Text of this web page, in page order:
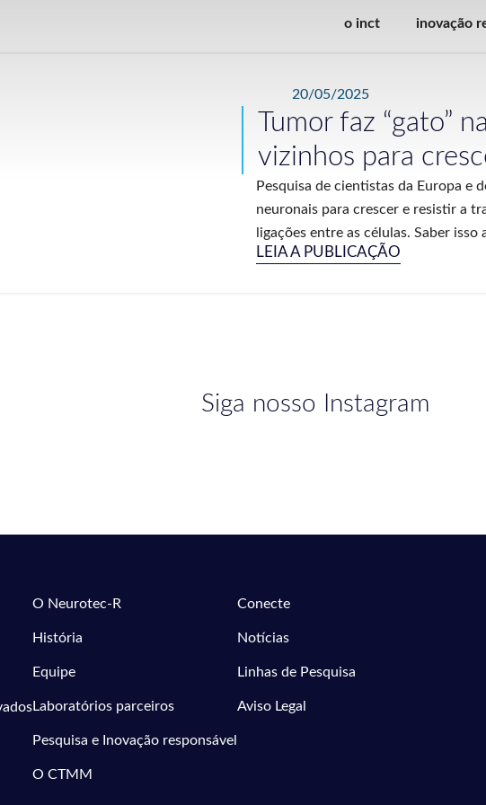
o inct inovação
20/05/2025
Tumor faz “gato”
vizinhos para
Pesquisa de cientistas da Europa e
neuronais para crescer e resistir a
ligações entre as células. Saber isso
LEIA A PUBLICAÇÃO
Siga nosso Instagram
O Neurotec-R
História
Equipe
Laboratórios parceiros
Pesquisa e Inovação responsável
O CTMM
Conecte
Notícias
Linhas de Pesquisa
Aviso Legal